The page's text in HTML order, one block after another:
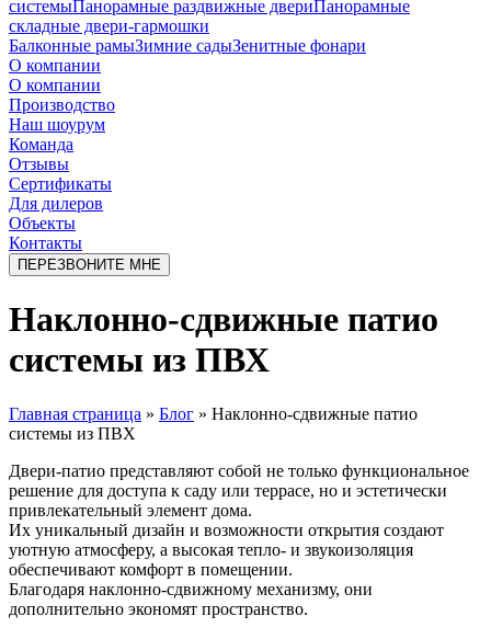
системыПанорамные раздвижные двериПанорамные
складные двери-гармошки
Балконные рамыЗимние садыЗенитные фонари
О компании
О компании
Производство
Наш шоурум
Команда
Отзывы
Сертификаты
Для дилеров
Объекты
Контакты
ПЕРЕЗВОНИТЕ МНЕ
Наклонно-сдвижные патио
системы из ПВХ
Главная страница » Блог » Наклонно-сдвижные патио
системы из ПВХ
Двери-патио представляют собой не только функциональное
решение для доступа к саду или террасе, но и эстетически
привлекательный элемент дома.
Их уникальный дизайн и возможности открытия создают
уютную атмосферу, а высокая тепло- и звукоизоляция
обеспечивают комфорт в помещении.
Благодаря наклонно-сдвижному механизму, они
дополнительно экономят пространство.